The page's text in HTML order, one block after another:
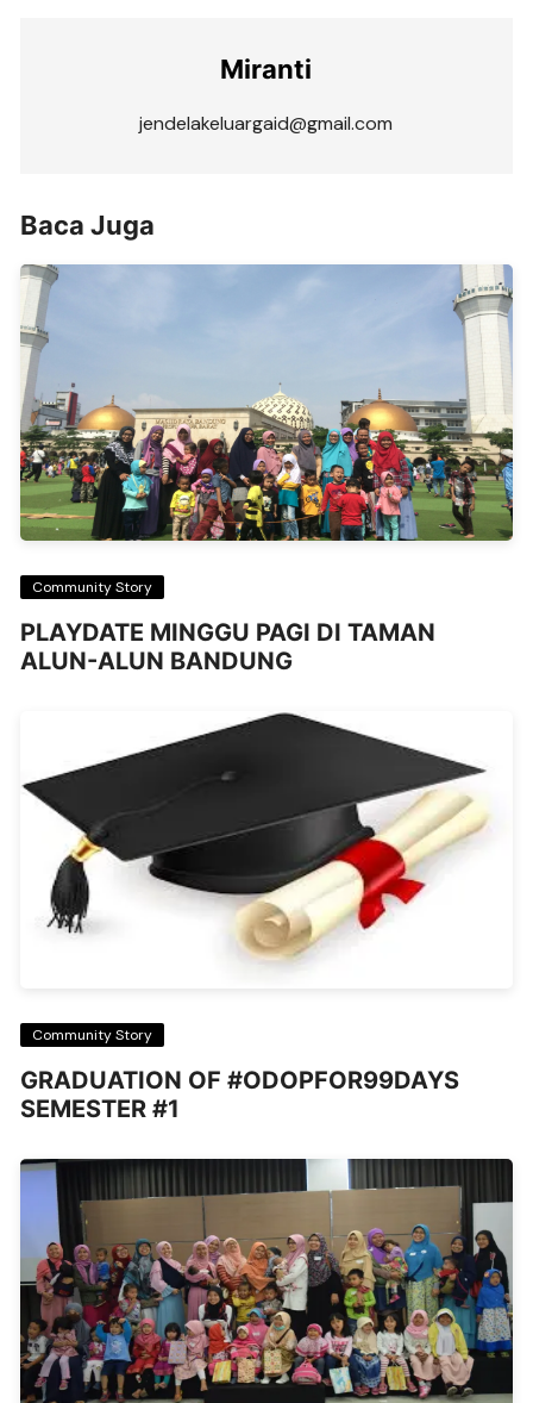
Miranti
jendelakeluargaid@gmail.com
Baca Juga
Community Story
PLAYDATE MINGGU PAGI DI TAMAN
ALUN-ALUN BANDUNG
Community Story
GRADUATION OF #ODOPFOR99DAYS
SEMESTER #1